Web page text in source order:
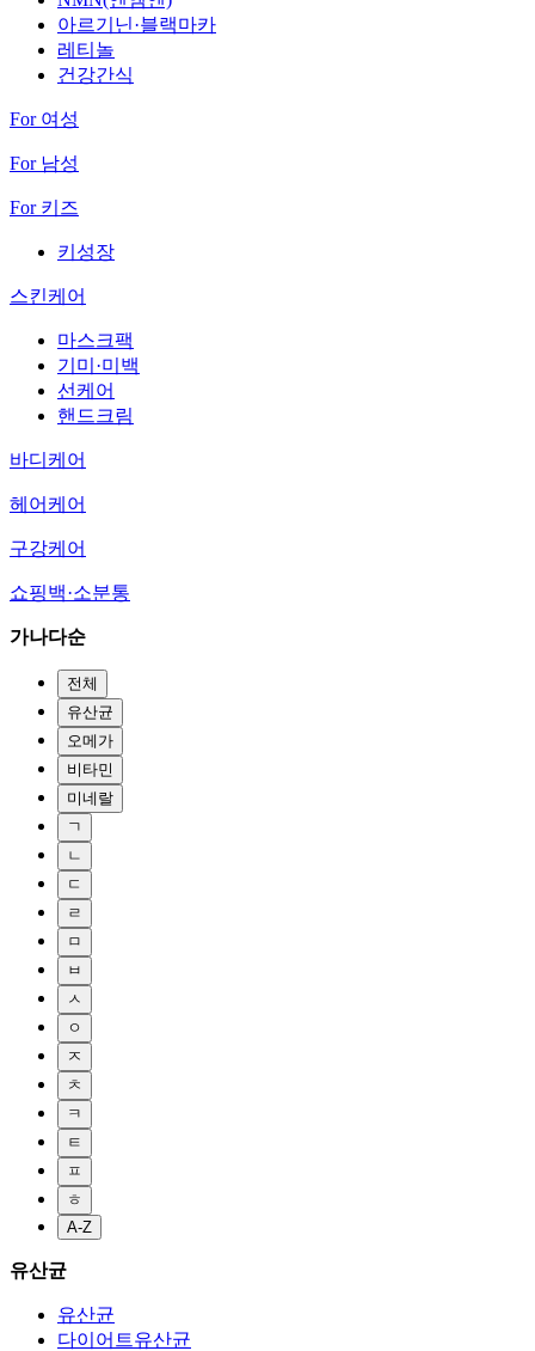
아르기닌·블랙마카
레티놀
건강간식
For 여성
For 남성
For 키즈
키성장
스킨케어
마스크팩
기미·미백
선케어
핸드크림
바디케어
헤어케어
구강케어
쇼핑백·소분통
가나다순
전체
유산균
오메가
비타민
미네랄
ㄱ
ㄴ
ㄷ
ㄹ
ㅁ
ㅂ
ㅅ
ㅇ
ㅈ
ㅊ
ㅋ
ㅌ
ㅍ
ㅎ
A-Z
유산균
유산균
다이어트유산균